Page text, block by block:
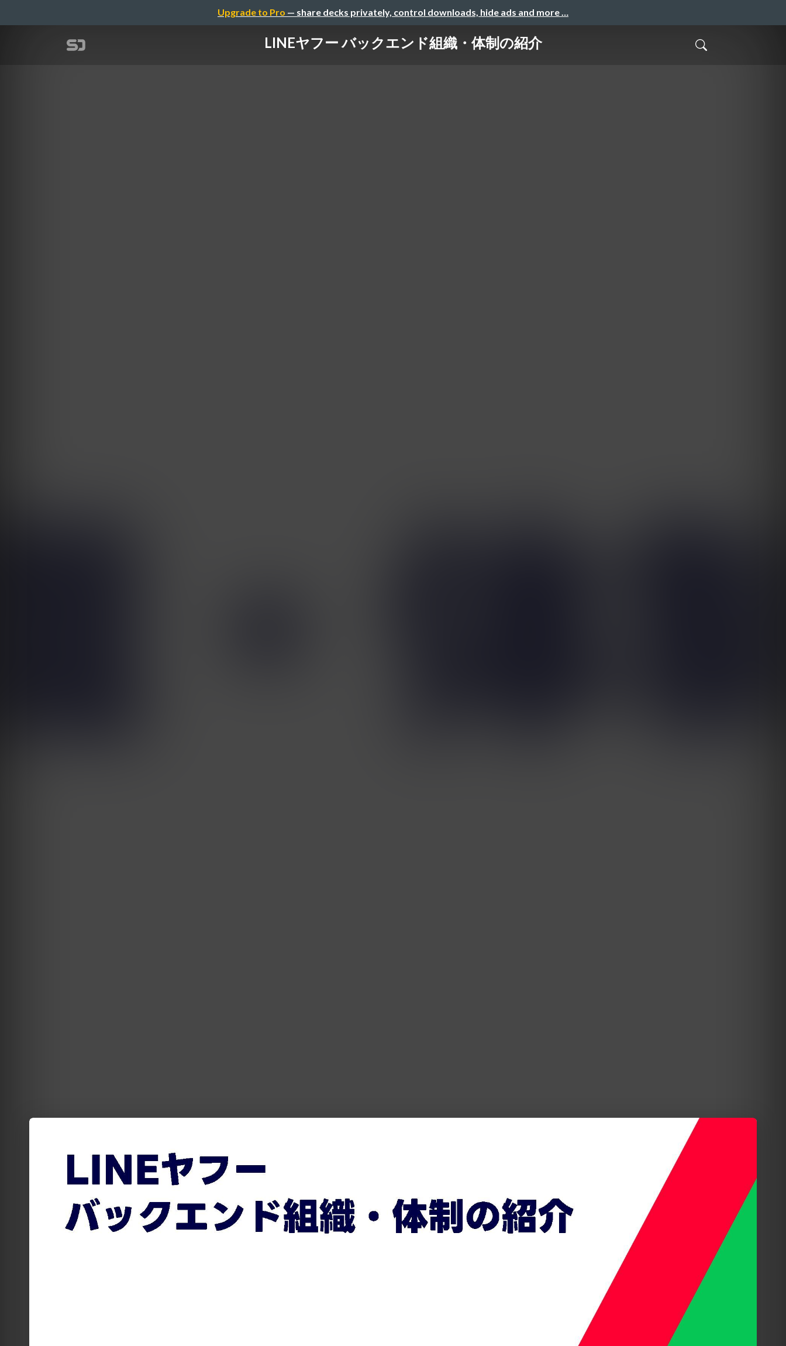
Upgrade to Pro — share decks privately, control downloads, hide ads and more …
LINEヤフー バックエンド組織・体制の紹介